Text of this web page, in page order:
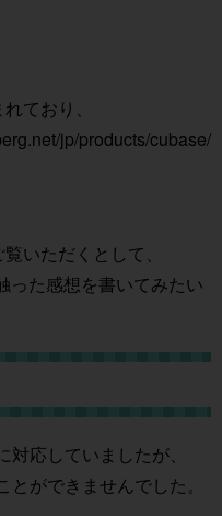
ており、
jp/products/cubase/
いただくとして、
った感想を書いてみたい
応していましたが、
ができませんでした。